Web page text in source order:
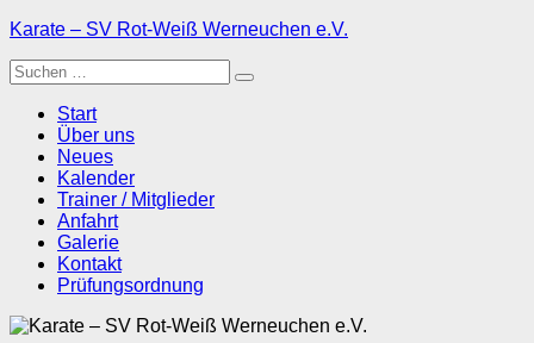
Zum
springen
Karate – SV Rot-Weiß Werneuchen e.V.
Suche
nach:
Start
Über uns
Neues
Kalender
Trainer / Mitglieder
Anfahrt
Galerie
Kontakt
Prüfungsordnung